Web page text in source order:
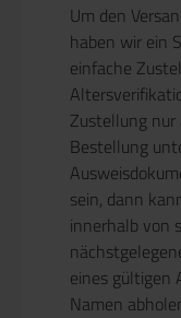
Um den
haben wir ein
einfache
Zustellung
Bestellung
sein, dann
innerhalb von
eines gültigen
Namen